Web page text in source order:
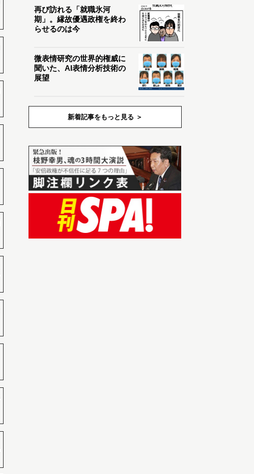
再び訪れる「就職氷河
期」。縁故優遇政権を終わ
らせるのは今
微表情研究の世界的権威に
聞いた、AI表情分析技術の
展望
新着記事をもっと見る